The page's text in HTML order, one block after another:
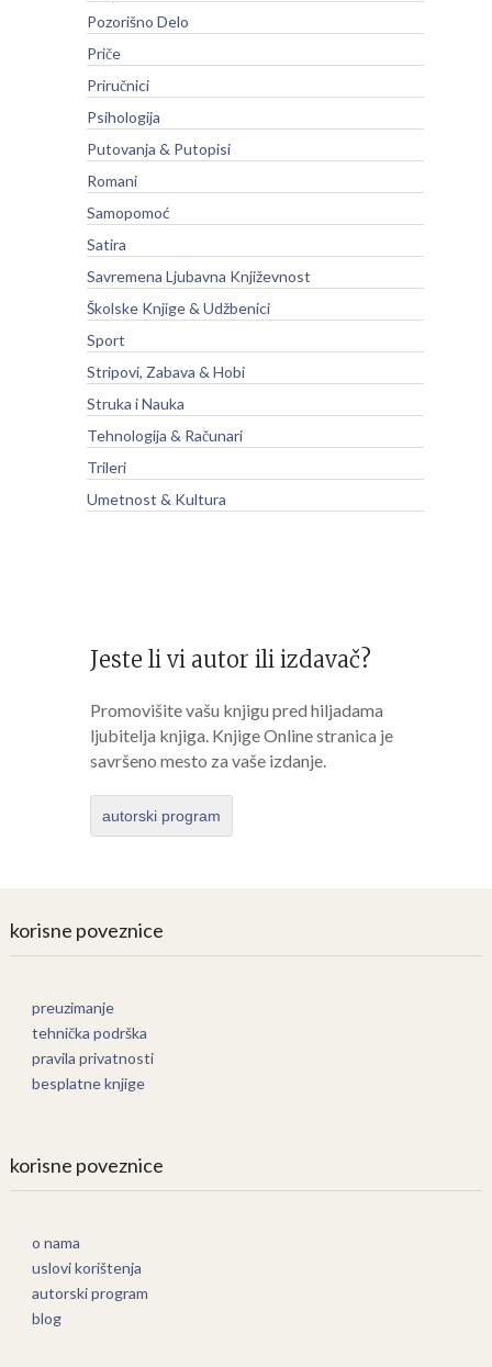
Pozorišno Delo
Priče
Priručnici
Psihologija
Putovanja & Putopisi
Romani
Samopomoć
Satira
Savremena Ljubavna Književnost
Školske Knjige & Udžbenici
Sport
Stripovi, Zabava & Hobi
Struka i Nauka
Tehnologija & Računari
Trileri
Umetnost & Kultura
Jeste li vi autor ili izdavač?
Promovišite vašu knjigu pred hiljadama
ljubitelja knjiga. Knjige Online stranica je
savršeno mesto za vaše izdanje.
autorski program
korisne poveznice
preuzimanje
tehnička podrška
pravila privatnosti
besplatne knjige
korisne poveznice
o nama
uslovi korištenja
autorski program
blog